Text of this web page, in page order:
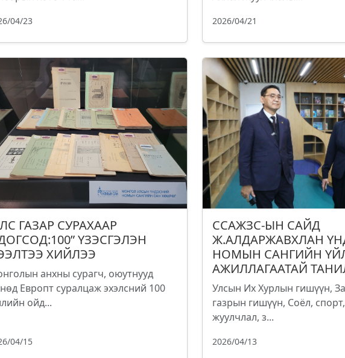
04/23 2026/04/21
ГАЗАР СУРАХААР
ҮЗЭСГЭЛЭН
ХИЙЛЭЭ
анхны сурагч, оюутнууд
Европт суралцаж эхэлсний 100
ойд...
04/15
ССАЖЗС-ЫН САЙД
Ж.АЛДАРЖАВХЛАН
НОМЫН САНГИЙН
АЖИЛЛАГААТАЙ
Улсын Их Хурлын гишүүн,
газрын гишүүн, Соёл,
жуулчлал, з...
2026/04/13